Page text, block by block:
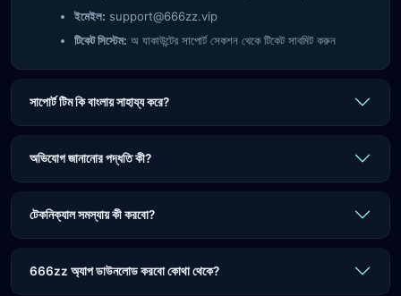
ইমেইল: support@666zz.vip
টিকেট সিস্টেম: অ যাকাউন্টের সাপোর্ট সেকশন থেকে টিকেট সাবমিট করুন
সাপোর্ট টিম কি বাংলায় সাহায্য করে?
অভিযোগ জানানোর পদ্ধতি কী?
টেকনিক্যাল সমস্যায় কী করবো?
666zz অ্যাপ ডাউনলোড করবো কোথা থেকে?